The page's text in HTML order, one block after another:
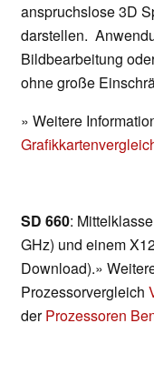
anspruchslose 3D
darstellen.
Bildbearbeitung
ohne große
» Weitere
SD 660:
GHz) und einem
Download).»
Prozessorvergleich
derProzessoren